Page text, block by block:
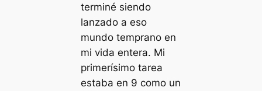
terminé siendo
lanzado a eso
mundo temprano en
mi vida entera. Mi
primerísimo tarea
estaba en 9 como un